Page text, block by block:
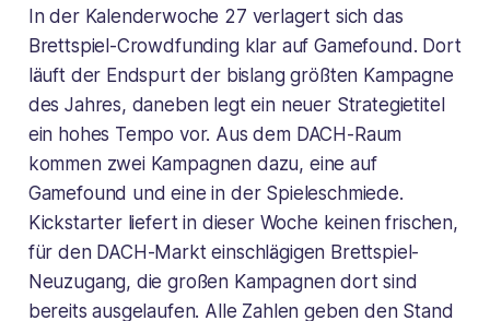
In der Kalenderwoche 27 verlagert sich das
Brettspiel-Crowdfunding klar auf Gamefound. Dort
läuft der Endspurt der bislang größten Kampagne
des Jahres, daneben legt ein neuer Strategietitel
ein hohes Tempo vor. Aus dem DACH-Raum
kommen zwei Kampagnen dazu, eine auf
Gamefound und eine in der Spieleschmiede.
Kickstarter liefert in dieser Woche keinen frischen,
für den DACH-Markt einschlägigen Brettspiel-
Neuzugang, die großen Kampagnen dort sind
bereits ausgelaufen. Alle Zahlen geben den Stand